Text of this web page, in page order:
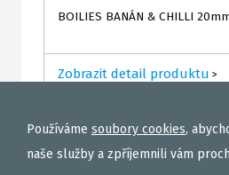
BOILIES BANÁN & CHILLI
Zobrazit detail produktu >
Používáme soubory cookies,
naše služby a zpříjemnili vám